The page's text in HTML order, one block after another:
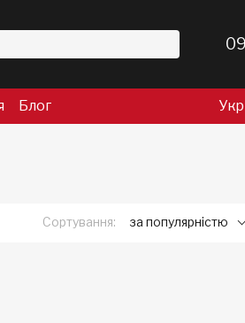
Блог Укр
Сортування: за популярністю